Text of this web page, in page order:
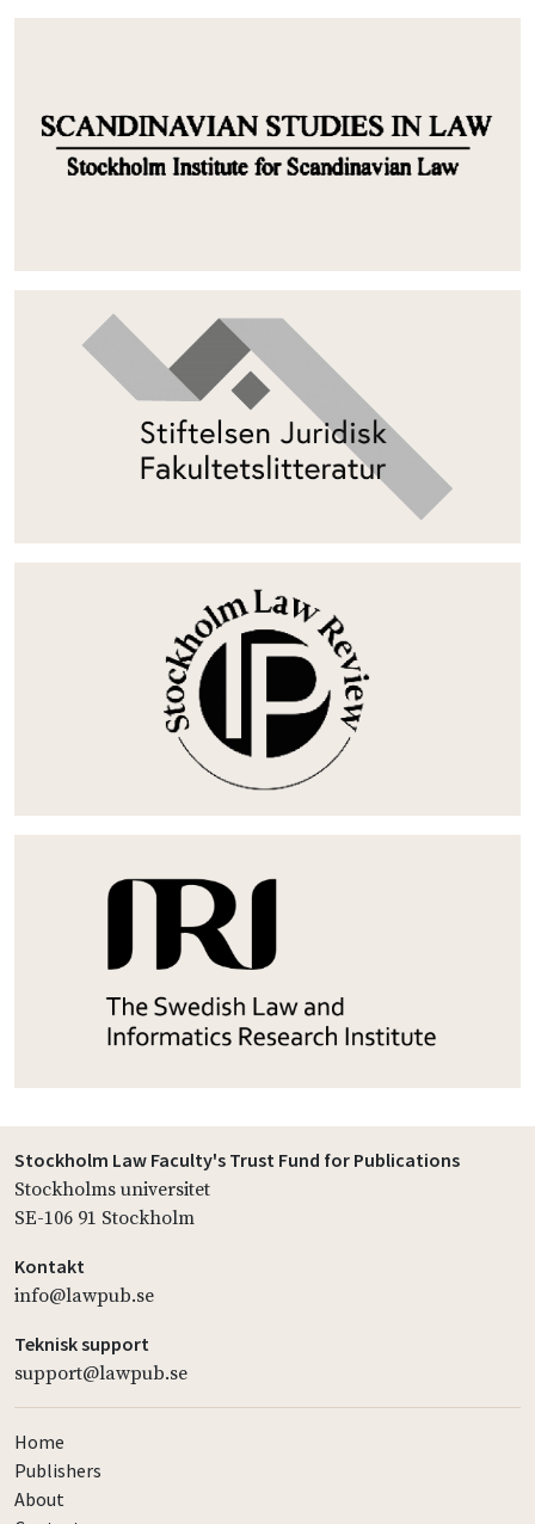
Stockholm Law Faculty's Trust Fund for Publications
Stockholms universitet
SE-106 91 Stockholm
Kontakt
info@lawpub.se
Teknisk support
support@lawpub.se
Home
Publishers
About